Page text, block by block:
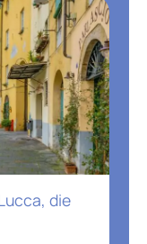
die